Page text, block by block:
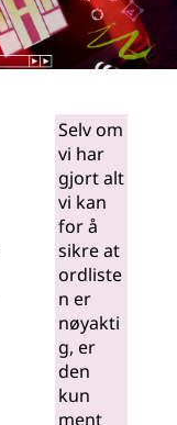
Selv om
vi har
gjort alt
vi kan
for å
sikre at
ordliste
n er
nøyakti
g, er
den
kun
ment